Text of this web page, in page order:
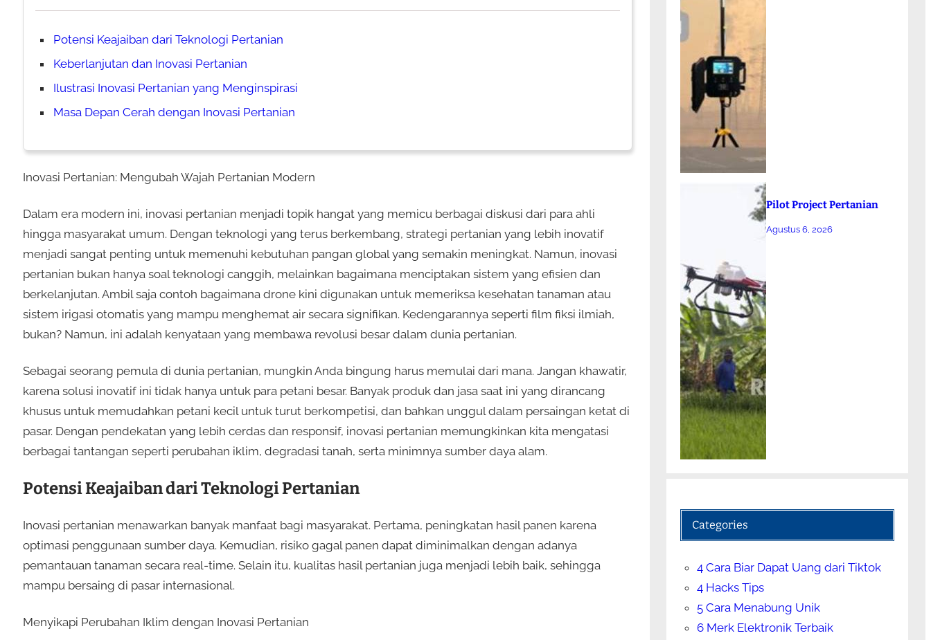
Potensi Keajaiban dari Teknologi Pertanian
Keberlanjutan dan Inovasi Pertanian
Ilustrasi Inovasi Pertanian yang Menginspirasi
Masa Depan Cerah dengan Inovasi Pertanian
Inovasi Pertanian: Mengubah Wajah Pertanian Modern
Dalam era modern ini, inovasi pertanian menjadi topik hangat yang memicu berbagai diskusi dari para ahli
hingga masyarakat umum. Dengan teknologi yang terus berkembang, strategi pertanian yang lebih inovatif
menjadi sangat penting untuk memenuhi kebutuhan pangan global yang semakin meningkat. Namun, inovasi
pertanian bukan hanya soal teknologi canggih, melainkan bagaimana menciptakan sistem yang efisien dan
berkelanjutan. Ambil saja contoh bagaimana drone kini digunakan untuk memeriksa kesehatan tanaman atau
sistem irigasi otomatis yang mampu menghemat air secara signifikan. Kedengarannya seperti film fiksi ilmiah,
bukan? Namun, ini adalah kenyataan yang membawa revolusi besar dalam dunia pertanian.
Sebagai seorang pemula di dunia pertanian, mungkin Anda bingung harus memulai dari mana. Jangan khawatir,
karena solusi inovatif ini tidak hanya untuk para petani besar. Banyak produk dan jasa saat ini yang dirancang
khusus untuk memudahkan petani kecil untuk turut berkompetisi, dan bahkan unggul dalam persaingan ketat di
pasar. Dengan pendekatan yang lebih cerdas dan responsif, inovasi pertanian memungkinkan kita mengatasi
berbagai tantangan seperti perubahan iklim, degradasi tanah, serta minimnya sumber daya alam.
Potensi Keajaiban dari Teknologi Pertanian
Inovasi pertanian menawarkan banyak manfaat bagi masyarakat. Pertama, peningkatan hasil panen karena
optimasi penggunaan sumber daya. Kemudian, risiko gagal panen dapat diminimalkan dengan adanya
pemantauan tanaman secara real-time. Selain itu, kualitas hasil pertanian juga menjadi lebih baik, sehingga
mampu bersaing di pasar internasional.
Menyikapi Perubahan Iklim dengan Inovasi Pertanian
Pilot Project Pertanian
Agustus 6, 2026
Categories
4 Cara Biar Dapat Uang dari Tiktok
4 Hacks Tips
5 Cara Menabung Unik
6 Merk Elektronik Terbaik